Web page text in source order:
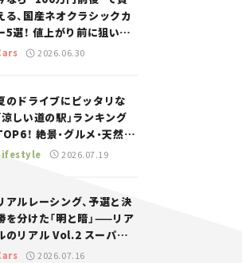
る、国産ネオクラシックカ
5選！ 値上がり前に狙いた
、中古車探しをお手伝い――ち
2026.06.30
のドライブにピッタリな
涼しい道の駅」ランキング
！ 絶景・グルメ・天然ク
ラーなど、避暑におすすめ
2026.07.19
アルレーシング、予選と決
を分けた「明と暗」——リア
のリアル Vol.2 スーパー
2026開幕戦 岡山国際サ
2026.07.16